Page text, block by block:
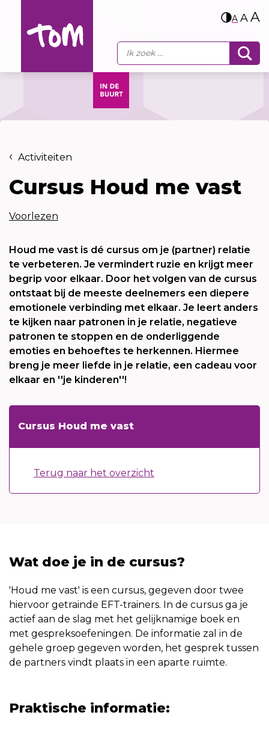
A AA
Activiteiten
Cursus Houd me vast
Voorlezen
Houd me vast is dé cursus om je (partner) relatie
te verbeteren. Je vermindert ruzie en krijgt meer
begrip voor elkaar. Door het volgen van de cursus
ontstaat bij de meeste deelnemers een diepere
emotionele verbinding met elkaar. Je leert anders
te kijken naar patronen in je relatie, negatieve
patronen te stoppen en de onderliggende
emoties en behoeftes te herkennen. Hiermee
breng je meer liefde in je relatie, een cadeau voor
elkaar en ''je kinderen''!
Cursus Houd me vast
Terug naar het overzicht
Wat doe je in de cursus?
'Houd me vast' is een cursus, gegeven door twee
hiervoor getrainde EFT-trainers. In de cursus ga je
actief aan de slag met het gelijknamige boek en
met gespreksoefeningen. De informatie zal in de
gehele groep gegeven worden, het gesprek tussen
de partners vindt plaats in een aparte ruimte.
Praktische informatie: